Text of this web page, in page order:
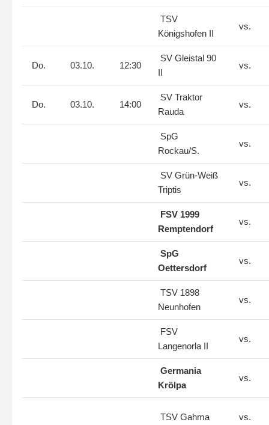
TSV
Königshofen II
vs.
Do. 03.10. 12:30
SV Gleistal 90
II
vs.
Do. 03.10. 14:00
SV Traktor
Rauda
vs.
SpG
Rockau/S.
vs.
SV Grün-Weiß
Triptis
vs.
FSV 1999
Remptendorf
vs.
SpG
Oettersdorf
vs.
TSV 1898
Neunhofen
vs.
FSV
Langenorla II
vs.
Germania
Krölpa
vs.
TSV Gahma vs.